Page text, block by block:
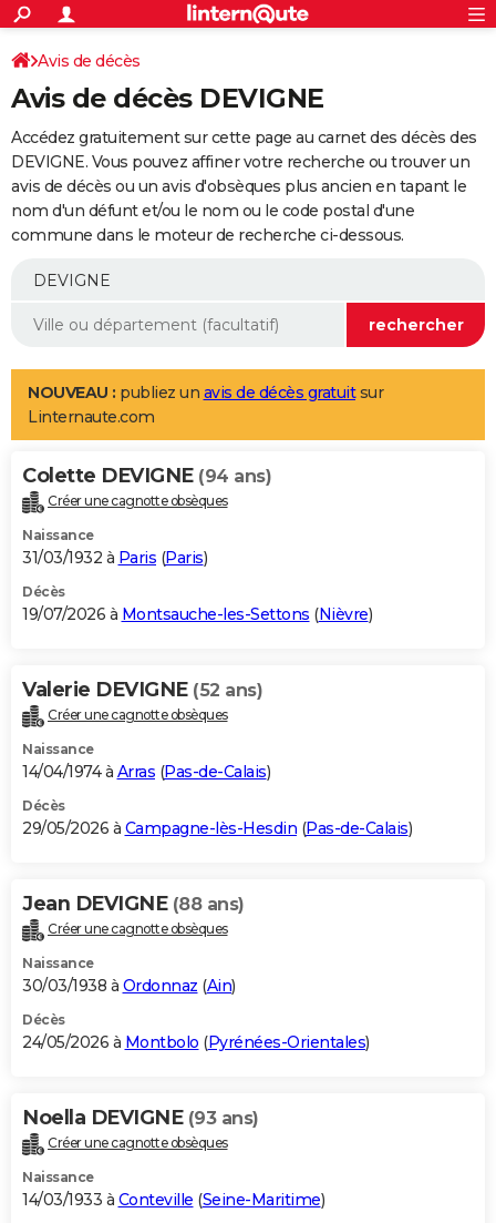
ACTUALITÉS
Politique
Société
Faits Divers
Education
Monde
Villes
+
SPORT
Coupe du monde 2026
Football
Tennis
Cyclisme
Rugby
Forum
Programme TV
TNT
Streaming
Cinéma
Sorties cinéma
Musique
+
FINANCE
Retraite
Epargne
Immobilier
Risques naturels par ville
Banque
Assurance
AUTO
Essais
Réserver un essai
Citadines
Berlines
SUV
Forum auto
+
Mobiles
Meilleur smartphone
Internet
Ordinateurs
Jeux vidéo
Guide high-tech
Aménagement intérieur
LIFESTYLE
Art de vivre
Bien-être
Loisirs
Mode
Modes de vie
Alimentation
Guide de la santé
Maladies
Médicaments
Sommeil
VOYAGE
Destinations
City break
Voyage nature
Voyage de noces
Forum
Climat
+PHOTO
GUIDES D'ACHAT
BONS PLANS
Carte de Noël
Carte Bonne année
Carte Saint-Valentin
Carte Pâques
Carte d'anniversaire
DICTIONNAIRE
Dictionnaire
Biographies
Citations
Expressions
Proverbes
PROGRAMME TV
S'inscrire
Se connecter
Lycées
Collèges
Primaires
Universités
Entreprises
Service militaire
Avis de recherche
AVIS DE DÉCÈS
Bricolage
Lifestyle
Culture
Sport
Auto
Television
Voyage
Cinema
Avis de décès
Avis de décès DEVIGNE
Accédez gratuitement sur cette page au carnet des décès des
DEVIGNE. Vous pouvez affiner votre recherche ou trouver un
avis de décès ou un avis d'obsèques plus ancien en tapant le
nom d'un défunt et/ou le nom ou le code postal d'une
commune dans le moteur de recherche ci-dessous.
NOUVEAU : publiez un avis de décès gratuitsur
Linternaute.com
Colette DEVIGNE (94 ans)
Créer une cagnotte obsèques
Naissance
31/03/1932 à Paris (Paris)
Décès
19/07/2026 à Montsauche-les-Settons (Nièvre)
Valerie DEVIGNE (52 ans)
Créer une cagnotte obsèques
Naissance
14/04/1974 à Arras (Pas-de-Calais)
Décès
29/05/2026 à Campagne-lès-Hesdin (Pas-de-Calais)
Jean DEVIGNE (88 ans)
Créer une cagnotte obsèques
Naissance
30/03/1938 à Ordonnaz (Ain)
Décès
24/05/2026 à Montbolo (Pyrénées-Orientales)
Noella DEVIGNE (93 ans)
Créer une cagnotte obsèques
Naissance
14/03/1933 à Conteville (Seine-Maritime)